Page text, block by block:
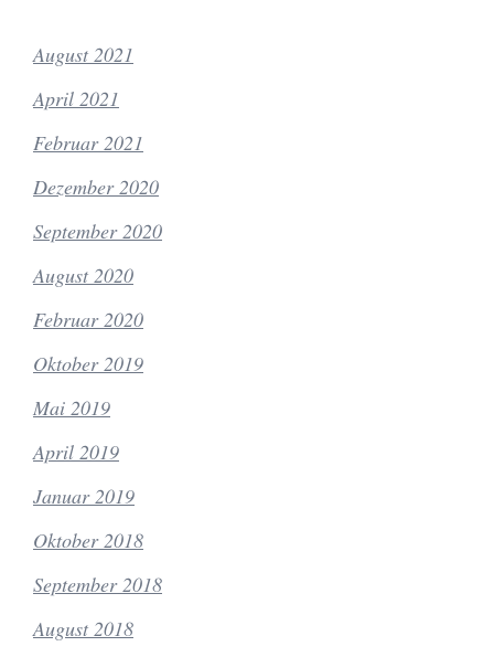
August 2021
April 2021
Februar 2021
Dezember 2020
September 2020
August 2020
Februar 2020
Oktober 2019
Mai 2019
April 2019
Januar 2019
Oktober 2018
September 2018
August 2018